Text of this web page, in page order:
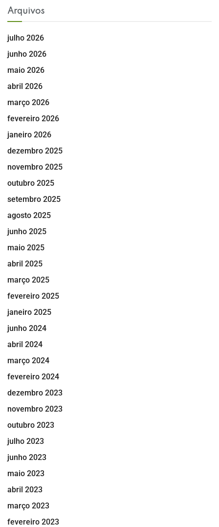
Arquivos
julho 2026
junho 2026
maio 2026
abril 2026
março 2026
fevereiro 2026
janeiro 2026
dezembro 2025
novembro 2025
outubro 2025
setembro 2025
agosto 2025
junho 2025
maio 2025
abril 2025
março 2025
fevereiro 2025
janeiro 2025
junho 2024
abril 2024
março 2024
fevereiro 2024
dezembro 2023
novembro 2023
outubro 2023
julho 2023
junho 2023
maio 2023
abril 2023
março 2023
fevereiro 2023